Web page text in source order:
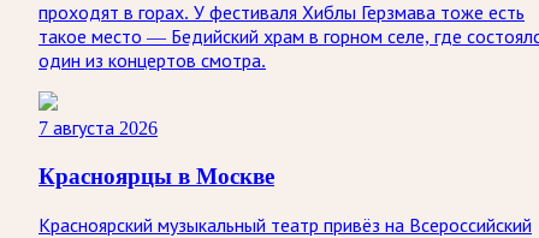
проходят в горах. У фестиваля Хиблы Герзмава тоже есть
такое место — Бедийский храм в горном селе, где
один из концертов смотра.
7 августа 2026
Красноярцы в Москве
Красноярский музыкальный театр привёз на Всероссийский